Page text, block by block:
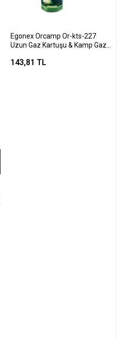
Egonex Orcamp Or-kts-227
Uzun Gaz Kartuşu & Kamp Gazı
143,81 TL